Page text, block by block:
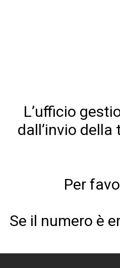
L’ufficio
dall’invio
Per
Se il numero è